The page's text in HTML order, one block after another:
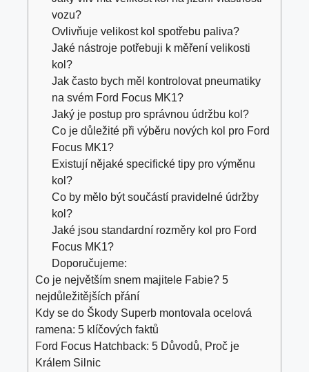
vozu?
Ovlivňuje velikost kol spotřebu paliva?
Jaké nástroje potřebuji k měření velikosti
kol?
Jak často bych měl kontrolovat pneumatiky
na svém Ford Focus MK1?
Jaký je postup pro správnou údržbu kol?
Co je důležité při výběru nových kol pro Ford
Focus MK1?
Existují nějaké specifické tipy pro výměnu
kol?
Co by mělo být součástí pravidelné údržby
kol?
Jaké jsou standardní rozměry kol pro Ford
Focus MK1?
Doporučujeme:
Co je největším snem majitele Fabie? 5
nejdůležitějších přání
Kdy se do Škody Superb montovala ocelová
ramena: 5 klíčových faktů
Ford Focus Hatchback: 5 Důvodů, Proč je
Králem Silnic